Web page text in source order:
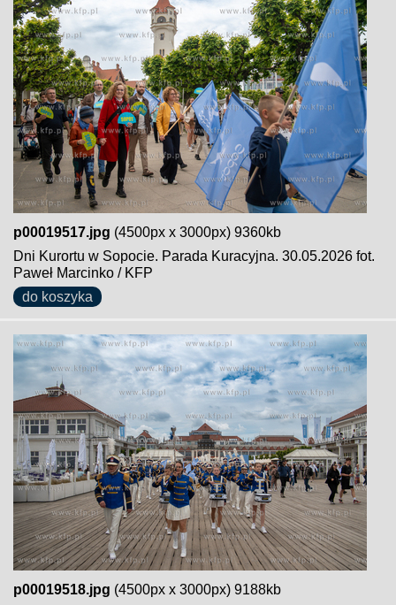
p00019517.jpg (4500px x 3000px) 9360kb
Dni Kurortu w Sopocie. Parada Kuracyjna. 30.05.2026 fot.
Paweł Marcinko / KFP
do koszyka
p00019518.jpg (4500px x 3000px) 9188kb